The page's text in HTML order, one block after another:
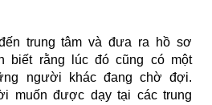
trung tâm và đưa ra hồ sơ
biết rằng lúc đó cũng có một
người khác đang chờ đợi.
muốn được dạy tại các trung